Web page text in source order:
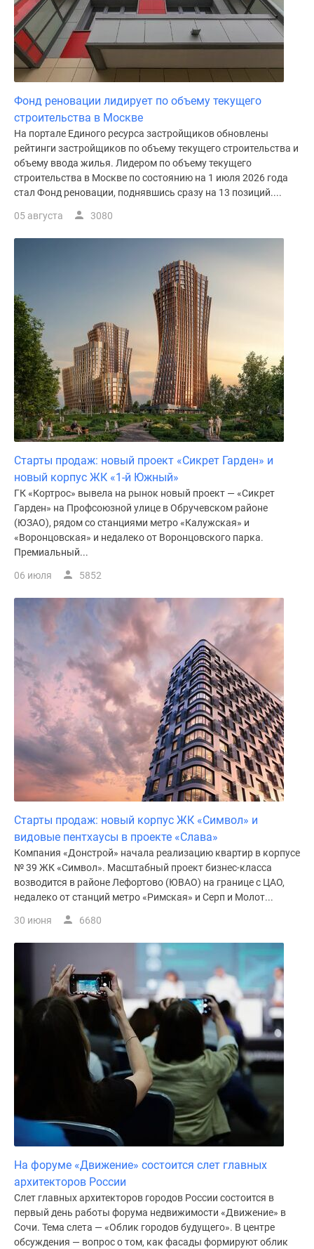
Дома
коттеджи
Коттеджные
поселки
Москве
Готовые
коттеджные
поселки
Строящиеся
коттеджные
лесу
Коттеджные
поселки
водоема
Коттеджные
поселки
ипотеку
центры
Коттеджи
Скидки
акции
Макс
Фонд реновации лидирует по объему текущего
строительства в Москве
На портале Единого ресурса застройщиков обновлены
рейтинги застройщиков по объему текущего строительства и
объему ввода жилья. Лидером по объему текущего
строительства в Москве по состоянию на 1 июля 2026 года
стал Фонд реновации, поднявшись сразу на 13 позиций....
05 августа 3080
Старты продаж: новый проект «Сикрет Гарден» и
новый корпус ЖК «1-й Южный»
ГК «Кортрос» вывела на рынок новый проект — «Сикрет
Гарден» на Профсоюзной улице в Обручевском районе
(ЮЗАО), рядом со станциями метро «Калужская» и
«Воронцовская» и недалеко от Воронцовского парка.
Премиальный...
06 июля 5852
Старты продаж: новый корпус ЖК «Символ» и
видовые пентхаусы в проекте «Слава»
Компания «Донстрой» начала реализацию квартир в корпусе
№ 39 ЖК «Символ». Масштабный проект бизнес-класса
возводится в районе Лефортово (ЮВАО) на границе с ЦАО,
недалеко от станций метро «Римская» и Серп и Молот...
30 июня 6680
На форуме «Движение» состоится слет главных
архитекторов России
Слет главных архитекторов городов России состоится в
первый день работы форума недвижимости «Движение» в
Сочи. Тема слета — «Облик городов будущего». В центре
обсуждения — вопрос о том, как фасады формируют облик